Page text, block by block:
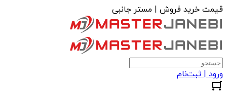
قیمت خرید فروش | مستر جانبی
ورود | ثبت‌نام